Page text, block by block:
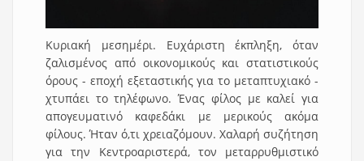
Κυριακή μεσημέρι. Ευχάριστη έκπληξη, όταν
ζαλισμένος από οικονομικούς και στατιστικούς
όρους - εποχή εξεταστικής για το μεταπτυχιακό -
χτυπάει το τηλέφωνο. Ένας φίλος με καλεί για
απογευματινό καφεδάκι με μερικούς ακόμα
φίλους. Ήταν ό,τι χρειαζόμουν. Χαλαρή συζήτηση
για την Κεντροαριστερά, τον μεταρρυθμιστικό